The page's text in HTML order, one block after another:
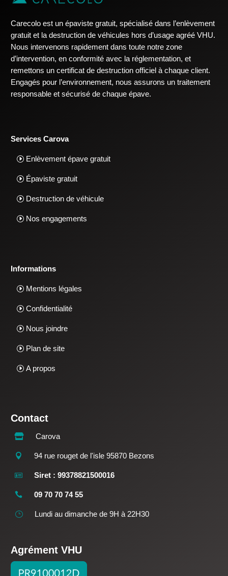
Carecolo est un épaviste gratuit, spécialisé dans l’enlèvement
gratuit et la destruction de véhicules hors d’usage agréé VHU.
Nous intervenons rapidement dans toute notre zone
d’intervention, en conformité avec la réglementation, et
remettons un certificat de destruction officiel à chaque client.
Engagés pour l’environnement, nous assurons un traitement
responsable et sécurisé de chaque épave.
Services Carova
Enlèvement épave gratuit
Épaviste gratuit
Destruction de véhicule
Nos engagements
Informations
Mentions légales
Confidentialité
Nous joindre
Plan de site
A propos
Contact
 Carova
 94 rue rouget de l'isle 95870 Bezons
 Siret : 99378821500016
 09 70 70 74 55
} Lundi au dimanche de 9H à 22H30
Agrément VHU